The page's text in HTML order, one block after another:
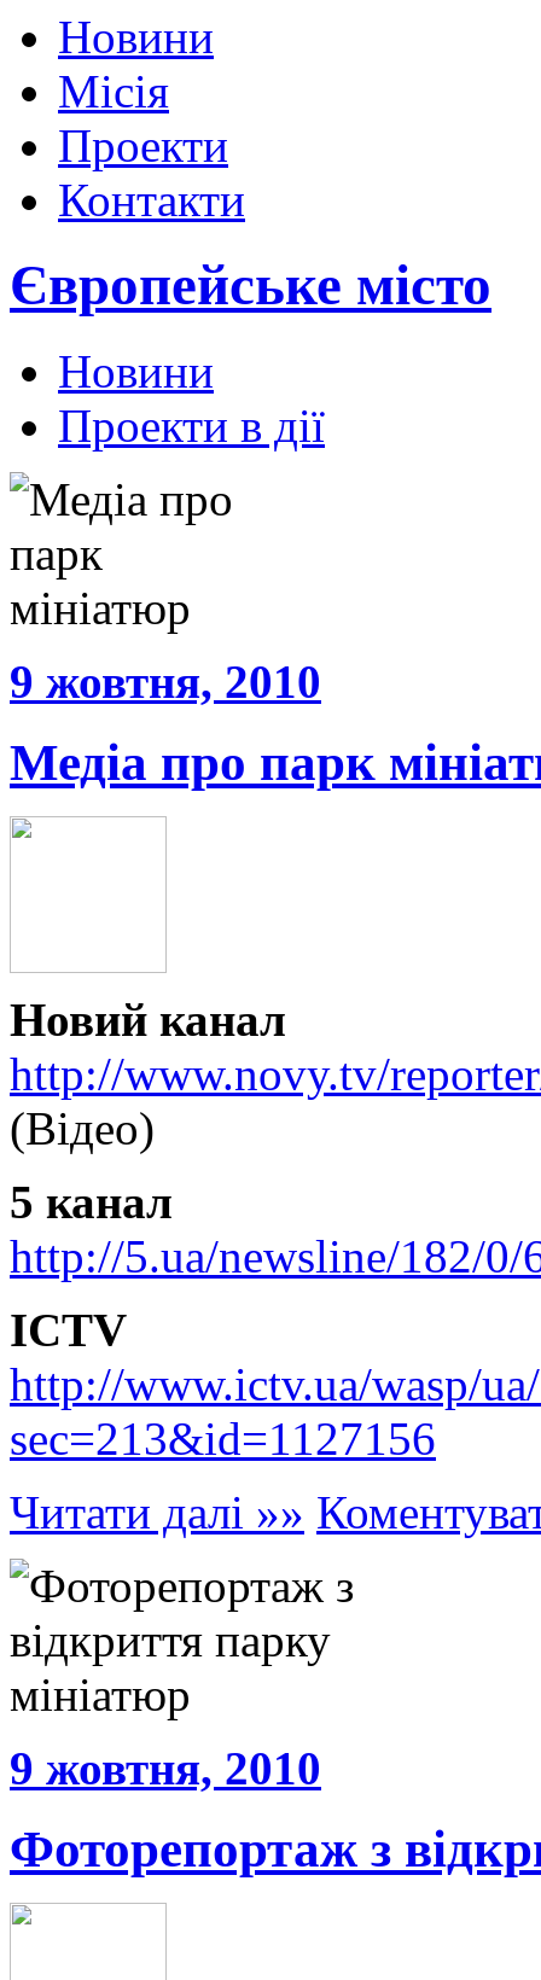
Новини
Місія
Проекти
Контакти
Європейське місто
Новини
Проекти в дії
9 жовтня, 2010
Медіа про парк
Новий канал
http://www.novy.tv/
(Відео)
5 канал
http://5.ua/newsline/182/0/
ICTV
http://www.ictv.ua/wasp/
sec=213&id=1127156
Читати далі »»
9 жовтня, 2010
Фоторепортаж з